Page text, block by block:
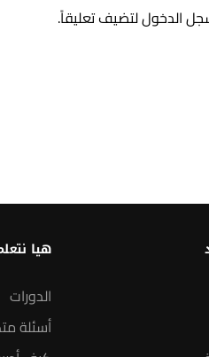
الدخوللتضيف تعليقاً.
هيا
الدورات
أسئلة